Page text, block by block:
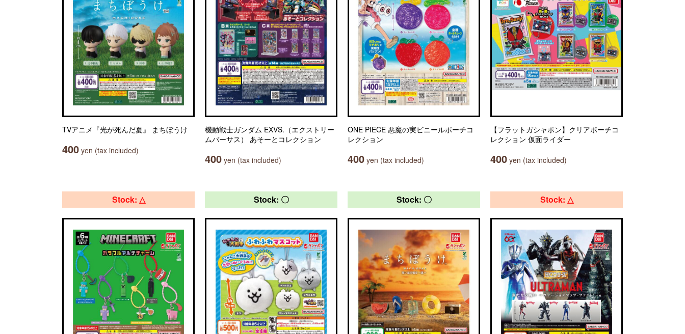
TVアニメ『光が死んだ夏』 まちぼうけ
400 yen (tax included)
機動戦士ガンダム EXVS.（エクストリー
ムバーサス） あそーとコレクション
400 yen (tax included)
ONE PIECE 悪魔の実ビニールポーチコ
レクション
400 yen (tax included)
【フラットガシャポン】クリアポーチコ
レクション 仮面ライダー
400 yen (tax included)
Stock: △ Stock: 〇 Stock: 〇 Stock: △